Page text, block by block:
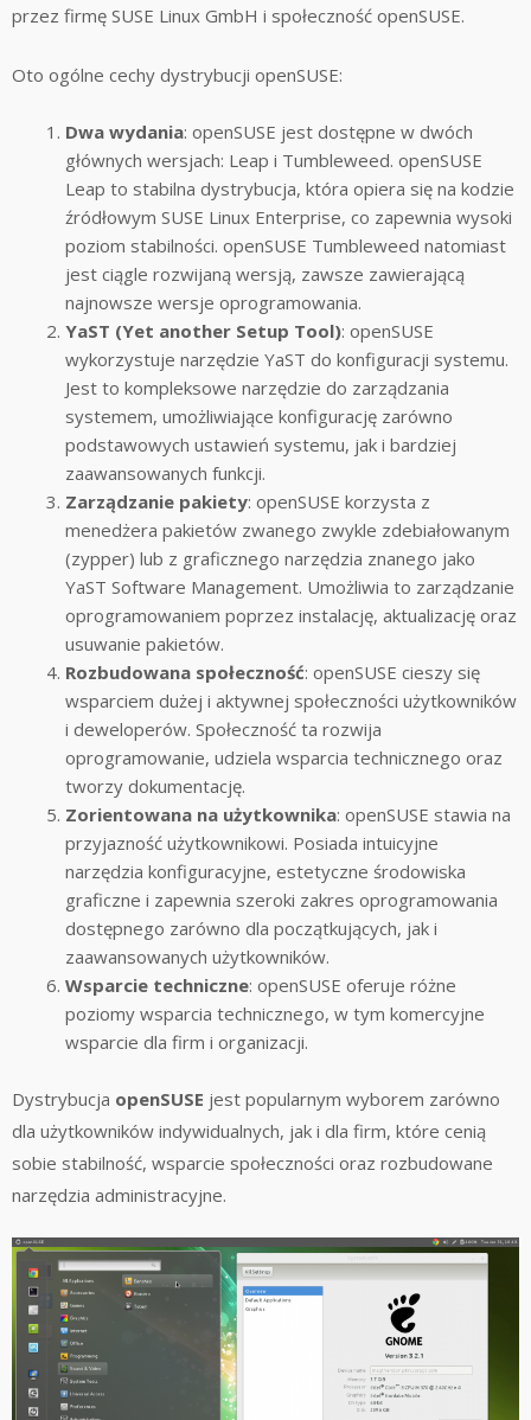
przez firmę SUSE Linux GmbH i społeczność openSUSE.
Oto ogólne cechy dystrybucji openSUSE:
Dwa wydania: openSUSE jest dostępne w dwóch
głównych wersjach: Leap i Tumbleweed. openSUSE
Leap to stabilna dystrybucja, która opiera się na kodzie
źródłowym SUSE Linux Enterprise, co zapewnia wysoki
poziom stabilności. openSUSE Tumbleweed natomiast
jest ciągle rozwijaną wersją, zawsze zawierającą
najnowsze wersje oprogramowania.
YaST (Yet another Setup Tool): openSUSE
wykorzystuje narzędzie YaST do konfiguracji systemu.
Jest to kompleksowe narzędzie do zarządzania
systemem, umożliwiające konfigurację zarówno
podstawowych ustawień systemu, jak i bardziej
zaawansowanych funkcji.
Zarządzanie pakiety: openSUSE korzysta z
menedżera pakietów zwanego zwykle zdebiałowanym
(zypper) lub z graficznego narzędzia znanego jako
YaST Software Management. Umożliwia to zarządzanie
oprogramowaniem poprzez instalację, aktualizację oraz
usuwanie pakietów.
Rozbudowana społeczność: openSUSE cieszy się
wsparciem dużej i aktywnej społeczności użytkowników
i deweloperów. Społeczność ta rozwija
oprogramowanie, udziela wsparcia technicznego oraz
tworzy dokumentację.
Zorientowana na użytkownika: openSUSE stawia na
przyjazność użytkownikowi. Posiada intuicyjne
narzędzia konfiguracyjne, estetyczne środowiska
graficzne i zapewnia szeroki zakres oprogramowania
dostępnego zarówno dla początkujących, jak i
zaawansowanych użytkowników.
Wsparcie techniczne: openSUSE oferuje różne
poziomy wsparcia technicznego, w tym komercyjne
wsparcie dla firm i organizacji.
Dystrybucja openSUSE jest popularnym wyborem zarówno
dla użytkowników indywidualnych, jak i dla firm, które cenią
sobie stabilność, wsparcie społeczności oraz rozbudowane
narzędzia administracyjne.